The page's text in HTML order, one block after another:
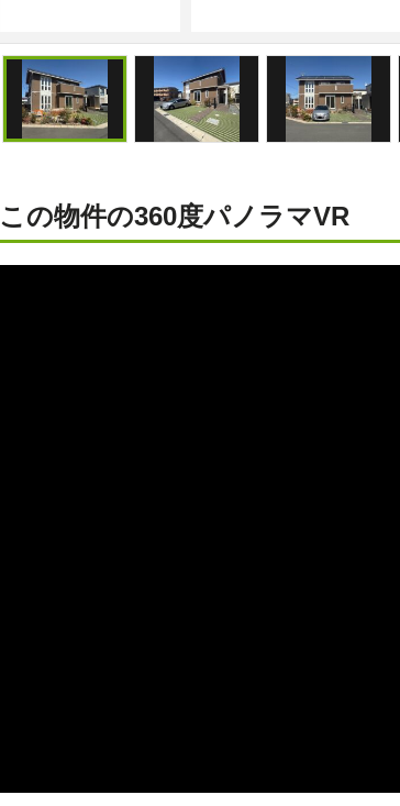
この物件の360度パノラマVR